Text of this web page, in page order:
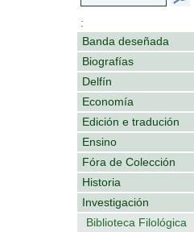
:
Banda deseñada
Biografías
Delfín
Economía
Edición e tradución
Ensino
Fóra de Colección
Historia
Investigación
Biblioteca Filológica